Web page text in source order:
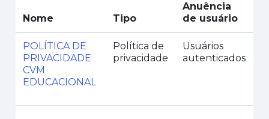
Nome Tipo
Anuência
de usuário
POLÍTICA DE
PRIVACIDADE
CVM
EDUCACIONAL
Política de
privacidade
Usuários
autenticados